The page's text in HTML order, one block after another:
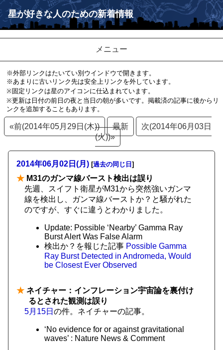
星が好きな人のための新着情報
メニュー
※外部リンクはたいてい別ウインドウで開きます。
※あまりに古いリンク先は安全上リンクを外しています。
※固定リンクは星のアイコンに仕込まれています。
※更新は日付の前日の夜と当日の朝が多いです。掲載済の記事に後からリ
ンクを追加することもあります。
«前(2014年05月29日(木)) 最新
次(2014年06月03日
(火))»
2014年06月02日(月) [過去の同じ日 ]
★ M31のガンマ線バースト検出は誤り
先週、スイフト衛星がM31から突然強いガンマ
線を検出し、ガンマ線バーストか？と騒がれた
のですが、すぐに違うとわかりました。
Update: Possible ‘Nearby’ Gamma Ray
Burst Alert Was False Alarm
検出か？を報じた記事 Possible Gamma
Ray Burst Detected in Andromeda, Would
be Closest Ever Observed
★ ネイチャー：インフレーション宇宙論を裏付け
るとされた観測は誤り
5月15日 の件。ネイチャーの記事。
‘No evidence for or against gravitational
waves’ : Nature News & Comment